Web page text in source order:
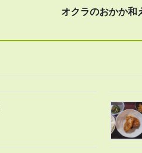
オクラのおかか和